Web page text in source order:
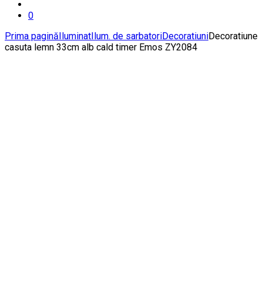
0
Prima paginăIluminatIlum. de sarbatoriDecoratiuniDecoratiune
casuta lemn 33cm alb cald timer Emos ZY2084